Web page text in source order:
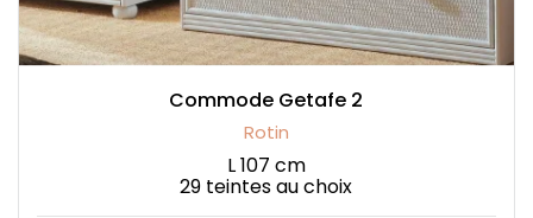
Commode Getafe 2
Rotin
L 107 cm
29 teintes au choix